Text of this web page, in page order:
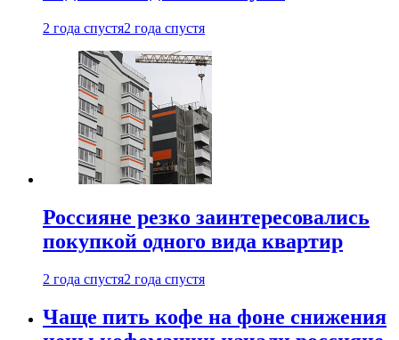
2 года спустя2 года спустя
Россияне резко заинтересовались
покупкой одного вида квартир
2 года спустя2 года спустя
Чаще пить кофе на фоне снижения